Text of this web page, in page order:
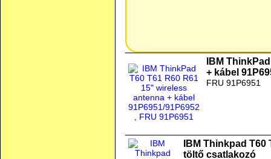
IBM
+ kábel
FRU 91P6951
IBM Thinkpad T60
töltő csatlakozó